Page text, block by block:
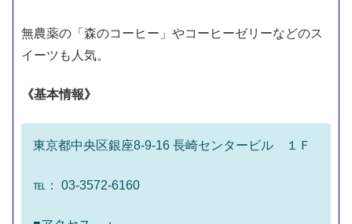
無農薬の「森のコーヒー」やコーヒーゼリーなどのス
イーツも人気。
《基本情報》
東京都中央区銀座8-9-16 長崎センタービル １Ｆ
℡： 03-3572-6160